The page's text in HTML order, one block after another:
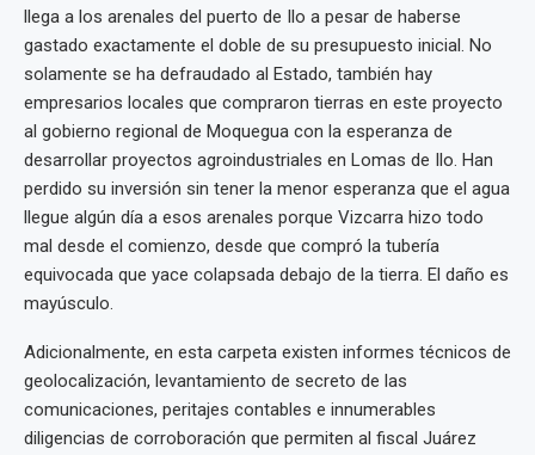
llega a los arenales del puerto de Ilo a pesar de haberse
gastado exactamente el doble de su presupuesto inicial. No
solamente se ha defraudado al Estado, también hay
empresarios locales que compraron tierras en este proyecto
al gobierno regional de Moquegua con la esperanza de
desarrollar proyectos agroindustriales en Lomas de Ilo. Han
perdido su inversión sin tener la menor esperanza que el agua
llegue algún día a esos arenales porque Vizcarra hizo todo
mal desde el comienzo, desde que compró la tubería
equivocada que yace colapsada debajo de la tierra. El daño es
mayúsculo.
Adicionalmente, en esta carpeta existen informes técnicos de
geolocalización, levantamiento de secreto de las
comunicaciones, peritajes contables e innumerables
diligencias de corroboración que permiten al fiscal Juárez